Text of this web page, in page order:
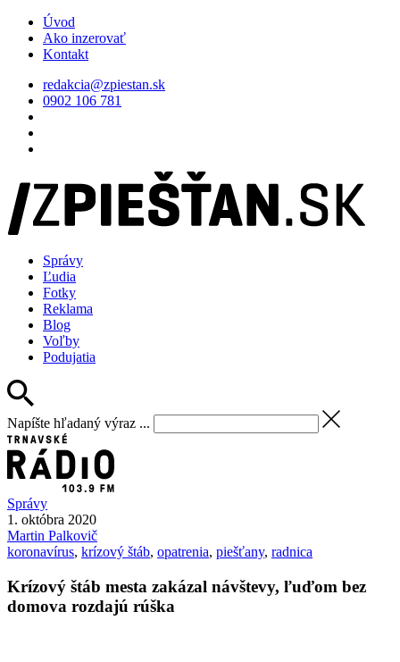
Úvod
Ako inzerovať
Kontakt
redakcia@zpiestan.sk
0902 106 781
Správy
Ľudia
Fotky
Reklama
Blog
Voľby
Podujatia
Napíšte hľadaný výraz ...
Správy
1. októbra 2020
Martin Palkovič
koronavírus, krízový štáb, opatrenia, piešťany, radnica
Krízový štáb mesta zakázal návštevy, ľuďom bez
domova rozdajú rúška